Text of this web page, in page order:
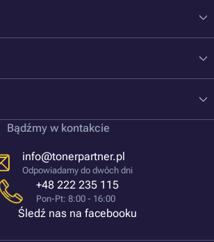
Bądźmy w kontakcie
info@tonerpartner.pl
Odpowiadamy do dwóch dni
+48 222 235 115
Pon-Pt: 8:00 - 16:00
Śledź nas na facebooku